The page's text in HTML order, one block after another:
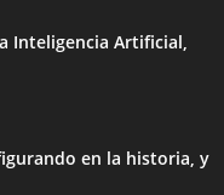
Inteligencia Artificial,
en la historia, y